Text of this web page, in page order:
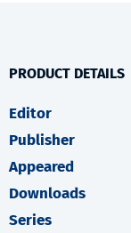
PRODUCT DETAILS
Editor
Publisher
Appeared
Downloads
Series